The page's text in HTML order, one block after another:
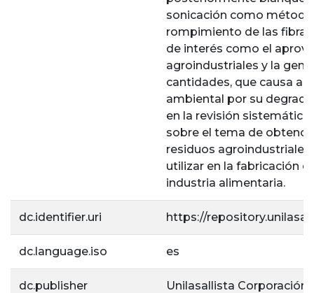
sonicación como
rompimiento de las
de interés como el
agroindustriales y la
cantidades, que causa
ambiental por su
en la revisión
sobre el tema de
residuos
utilizar en la fabricación
industria alimentaria.
dc.identifier.uri https://
dc.language.iso es
dc.publisher Unilasallista Corporación